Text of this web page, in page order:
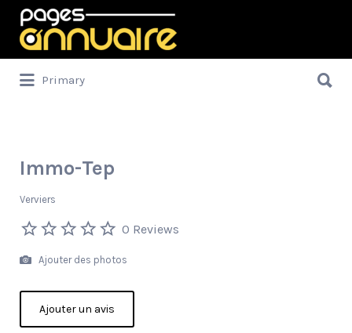
Rechercher:
Primary
Immo-Tep
Verviers
0 Reviews
Ajouter des photos
Ajouter un avis